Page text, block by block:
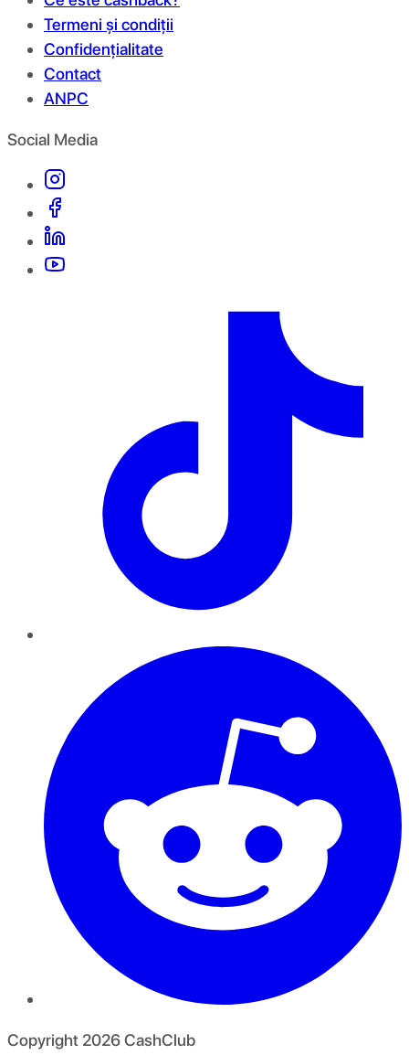
Termeni și condiții
Confidențialitate
Contact
ANPC
Social Media
Copyright 2026CashClub